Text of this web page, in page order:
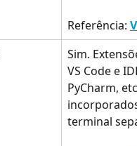
Referência:
Sim.
VS Code e
PyCharm,
terminal